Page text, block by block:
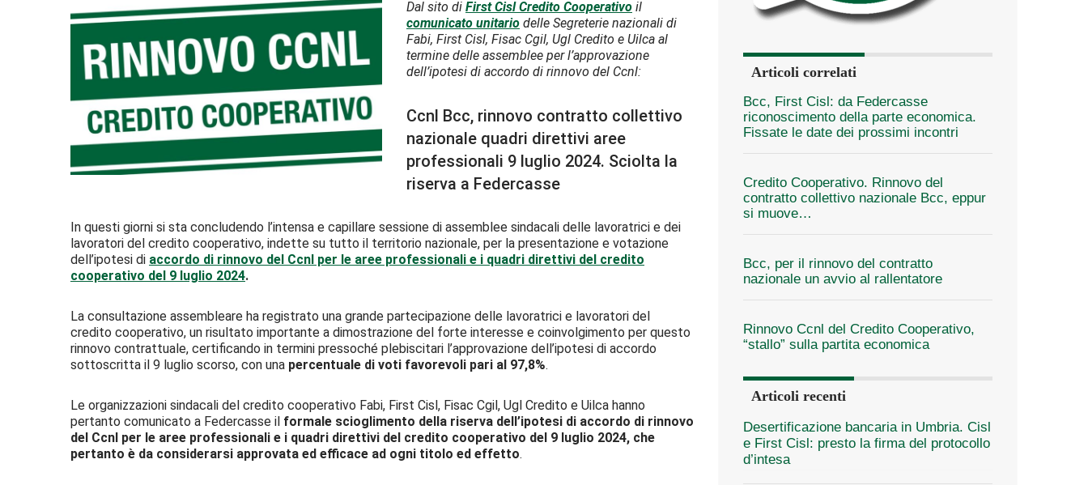
Dal sito di First Cisl Credito Cooperativo il
comunicato unitario delle Segreterie nazionali di
Fabi, First Cisl, Fisac Cgil, Ugl Credito e Uilca al
termine delle assemblee per l’approvazione
dell’ipotesi di accordo di rinnovo del Ccnl:
Ccnl Bcc, rinnovo contratto collettivo
nazionale quadri direttivi aree
professionali 9 luglio 2024. Sciolta la
riserva a Federcasse
In questi giorni si sta concludendo l’intensa e capillare sessione di assemblee sindacali delle lavoratrici e dei
lavoratori del credito cooperativo, indette su tutto il territorio nazionale, per la presentazione e votazione
dell’ipotesi di accordo di rinnovo del Ccnl per le aree professionali e i quadri direttivi del credito
cooperativo del 9 luglio 2024.
La consultazione assembleare ha registrato una grande partecipazione delle lavoratrici e lavoratori del
credito cooperativo, un risultato importante a dimostrazione del forte interesse e coinvolgimento per questo
rinnovo contrattuale, certificando in termini pressoché plebiscitari l’approvazione dell’ipotesi di accordo
sottoscritta il 9 luglio scorso, con una percentuale di voti favorevoli pari al 97,8%.
Le organizzazioni sindacali del credito cooperativo Fabi, First Cisl, Fisac Cgil, Ugl Credito e Uilca hanno
pertanto comunicato a Federcasse il formale scioglimento della riserva dell’ipotesi di accordo di rinnovo
del Ccnl per le aree professionali e i quadri direttivi del credito cooperativo del 9 luglio 2024, che
pertanto è da considerarsi approvata ed efficace ad ogni titolo ed effetto.
Articoli correlati
Bcc, First Cisl: da Federcasse
riconoscimento della parte economica.
Fissate le date dei prossimi incontri
Credito Cooperativo. Rinnovo del
contratto collettivo nazionale Bcc, eppur
si muove…
Bcc, per il rinnovo del contratto
nazionale un avvio al rallentatore
Rinnovo Ccnl del Credito Cooperativo,
“stallo” sulla partita economica
Articoli recenti
Desertificazione bancaria in Umbria. Cisl
e First Cisl: presto la firma del protocollo
d’intesa